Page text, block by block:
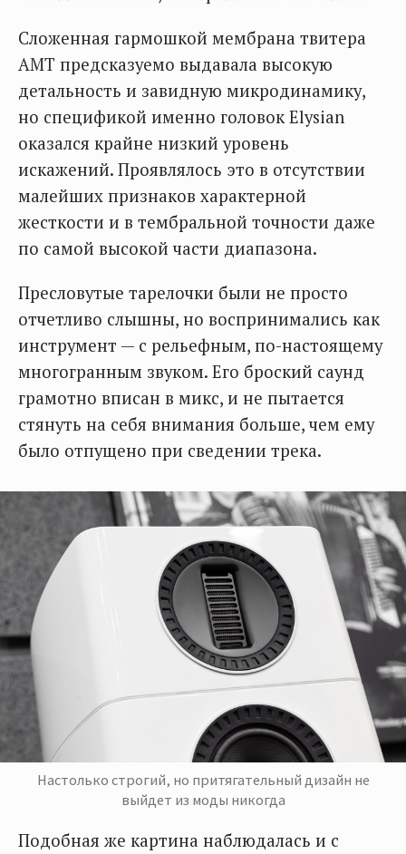
Сложенная гармошкой мембрана твитера
АМТ предсказуемо выдавала высокую
детальность и завидную микродинамику,
но спецификой именно головок Elysian
оказался крайне низкий уровень
искажений. Проявлялось это в отсутствии
малейших признаков характерной
жесткости и в тембральной точности даже
по самой высокой части диапазона.
Пресловутые тарелочки были не просто
отчетливо слышны, но воспринимались как
инструмент — с рельефным, по-настоящему
многогранным звуком. Его броский саунд
грамотно вписан в микс, и не пытается
стянуть на себя внимания больше, чем ему
было отпущено при сведении трека.
Настолько строгий, но притягательный дизайн не
выйдет из моды никогда
Подобная же картина наблюдалась и с